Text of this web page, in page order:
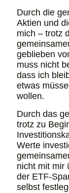
Durch die
Aktien und
mich – trotz
geblieben
muss nicht
dass ich
etwas
wollen.
Durch das
trotz zu
Werte
nicht mit mir
der ETF-
selbst